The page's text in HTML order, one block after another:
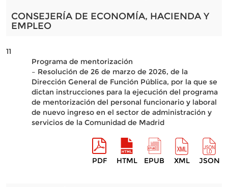
CONSEJERÍA DE ECONOMÍA, HACIENDA Y
EMPLEO
11
Programa de mentorización
– Resolución de 26 de marzo de 2026, de la
Dirección General de Función Pública, por la que se
dictan instrucciones para la ejecución del programa
de mentorización del personal funcionario y laboral
de nuevo ingreso en el sector de administración y
servicios de la Comunidad de Madrid
PDF HTML EPUB XML JSON